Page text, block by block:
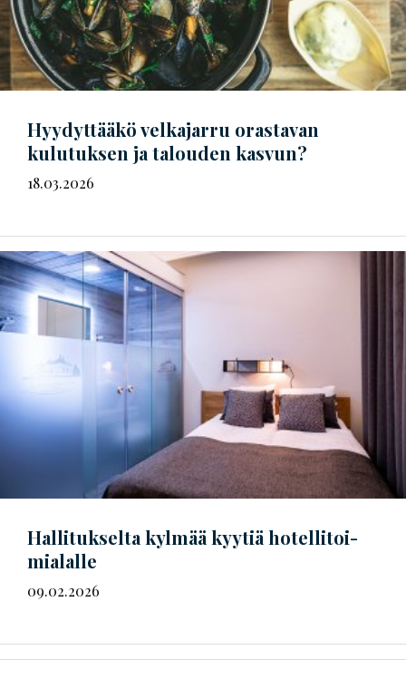
Hyydyttääkö velkajarru orastavan
kulutuksen ja talouden kasvun?
18.03.2026
Hallitukselta kylmää kyytiä ho­tel­li­toi­
mia­lal­le
09.02.2026